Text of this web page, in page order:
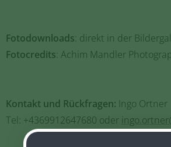
Fotodownloads: direkt in der
Fotocredits: Achim Mandler
Kontakt und Rückfragen: Ingo Ortner
Tel: +4369912647680 oder